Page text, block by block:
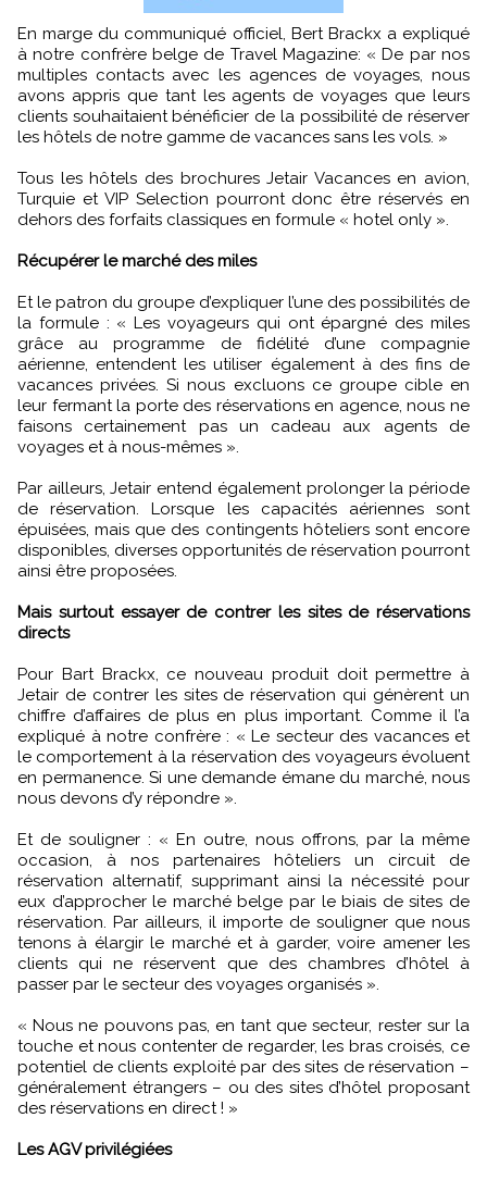
En marge du communiqué officiel, Bert Brackx a expliqué
à notre confrère belge de Travel Magazine: « De par nos
multiples contacts avec les agences de voyages, nous
avons appris que tant les agents de voyages que leurs
clients souhaitaient bénéficier de la possibilité de réserver
les hôtels de notre gamme de vacances sans les vols. »
Tous les hôtels des brochures Jetair Vacances en avion,
Turquie et VIP Selection pourront donc être réservés en
dehors des forfaits classiques en formule « hotel only ».
Récupérer le marché des miles
Et le patron du groupe d’expliquer l’une des possibilités de
la formule : « Les voyageurs qui ont épargné des miles
grâce au programme de fidélité d’une compagnie
aérienne, entendent les utiliser également à des fins de
vacances privées. Si nous excluons ce groupe cible en
leur fermant la porte des réservations en agence, nous ne
faisons certainement pas un cadeau aux agents de
voyages et à nous-mêmes ».
Par ailleurs, Jetair entend également prolonger la période
de réservation. Lorsque les capacités aériennes sont
épuisées, mais que des contingents hôteliers sont encore
disponibles, diverses opportunités de réservation pourront
ainsi être proposées.
Mais surtout essayer de contrer les sites de réservations
directs
Pour Bart Brackx, ce nouveau produit doit permettre à
Jetair de contrer les sites de réservation qui génèrent un
chiffre d’affaires de plus en plus important. Comme il l’a
expliqué à notre confrère : « Le secteur des vacances et
le comportement à la réservation des voyageurs évoluent
en permanence. Si une demande émane du marché, nous
nous devons d’y répondre ».
Et de souligner : « En outre, nous offrons, par la même
occasion, à nos partenaires hôteliers un circuit de
réservation alternatif, supprimant ainsi la nécessité pour
eux d’approcher le marché belge par le biais de sites de
réservation. Par ailleurs, il importe de souligner que nous
tenons à élargir le marché et à garder, voire amener les
clients qui ne réservent que des chambres d’hôtel à
passer par le secteur des voyages organisés ».
« Nous ne pouvons pas, en tant que secteur, rester sur la
touche et nous contenter de regarder, les bras croisés, ce
potentiel de clients exploité par des sites de réservation –
généralement étrangers – ou des sites d’hôtel proposant
des réservations en direct ! »
Les AGV privilégiées